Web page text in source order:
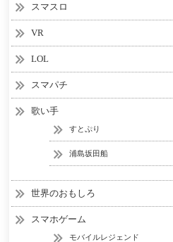
スマスロ
VR
LOL
スマパチ
歌い手
すとぷり
浦島坂田船
世界のおもしろ
スマホゲーム
モバイルレジェンド